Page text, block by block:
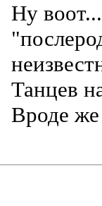
Ну
Танцев
Вроде